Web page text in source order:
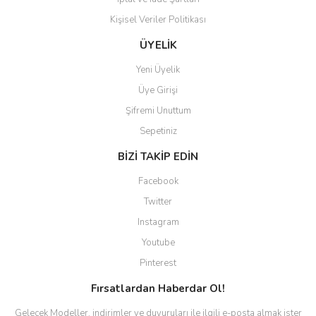
Gönder
Kişisel Veriler Politikası
ÜYELİK
Yeni Üyelik
Üye Girişi
Şifremi Unuttum
Sepetiniz
BİZİ TAKİP EDİN
Facebook
Twitter
Instagram
Youtube
Pinterest
Fırsatlardan Haberdar Ol!
Gelecek Modeller, indirimler ve duyuruları ile ilgili e-posta almak ister